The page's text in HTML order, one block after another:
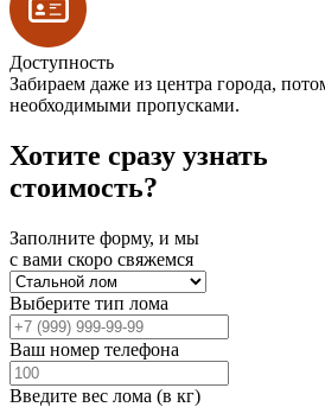
Доступность
Забираем даже из центра города,
необходимыми пропусками.
Хотите сразу узнать
стоимость?
Заполните форму, и мы
с вами скоро свяжемся
Выберите тип лома
Ваш номер телефона
Введите вес лома (в кг)